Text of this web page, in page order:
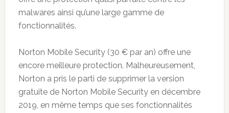
malwares ainsi qu’une large gamme de
fonctionnalités.
Norton Mobile Security (30 € par an) offre une
encore meilleure protection. Malheureusement,
Norton a pris le parti de supprimer la version
gratuite de Norton Mobile Security en décembre
2019, en même temps que ses fonctionnalités